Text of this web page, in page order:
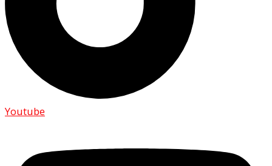
Youtube